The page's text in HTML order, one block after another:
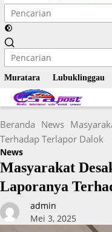
Muratara Lubuklinggau
Beranda News
Terhadap Terlapor Dalok
News
Masyarakat
Laporanya
admin
Mei 3, 2025